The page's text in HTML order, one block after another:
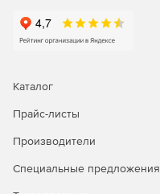
Каталог
Прайс-листы
Производители
Специальные предложения